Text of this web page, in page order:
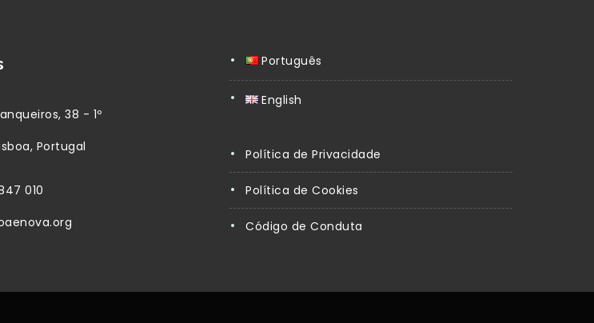
38 - 1º
Portugal
010
Português
English
Política de Privacidade
Política de Cookies
Código de Conduta